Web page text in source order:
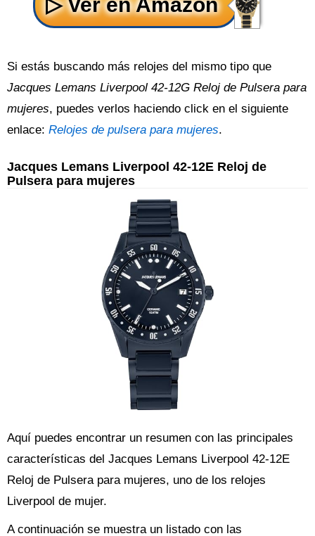
Si estás buscando más relojes del mismo tipo que
Jacques Lemans Liverpool 42-12G Reloj de Pulsera para
mujeres, puedes verlos haciendo click en el siguiente
enlace: Relojes de pulsera para mujeres.
Jacques Lemans Liverpool 42-12E Reloj de
Pulsera para mujeres
Aquí puedes encontrar un resumen con las principales
características del Jacques Lemans Liverpool 42-12E
Reloj de Pulsera para mujeres, uno de los relojes
Liverpool de mujer.
A continuación se muestra un listado con las